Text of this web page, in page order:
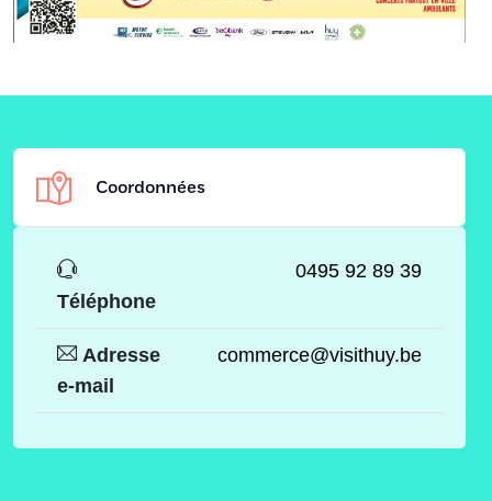
Coordonnées
Téléphone
0495 92 89 39
Adresse
e-mail
commerce@visithuy.be